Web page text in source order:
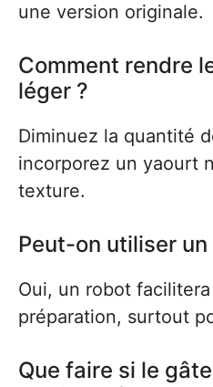
une version originale.
Comment rendre
léger ?
Diminuez la quantité
incorporez un yaourt
texture.
Peut-on utiliser
Oui, un robot
préparation, surtout
Que faire si le